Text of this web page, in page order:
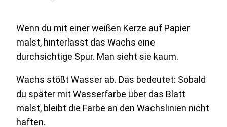
Wenn du mit einer weißen Kerze auf Papier
malst, hinterlässt das Wachs eine
durchsichtige Spur. Man sieht sie kaum.
Wachs stößt Wasser ab. Das bedeutet: Sobald
du später mit Wasserfarbe über das Blatt
malst, bleibt die Farbe an den Wachslinien nicht
haften.